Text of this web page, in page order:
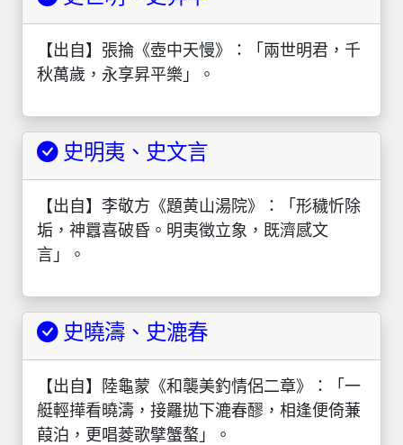
【出自】張掄《壺中天慢》：「兩世明君，千
秋萬歲，永享昇平樂」。
史明夷、史文言
【出自】李敬方《題黄山湯院》：「形穢忻除
垢，神囂喜破昏。明夷徵立象，既濟感文
言」。
史曉濤、史漉春
【出自】陸龜蒙《和襲美釣情侶二章》：「一
艇輕撶看曉濤，接䍦拋下漉春醪，相逢便倚蒹
葭泊，更唱菱歌擘蟹螯」。